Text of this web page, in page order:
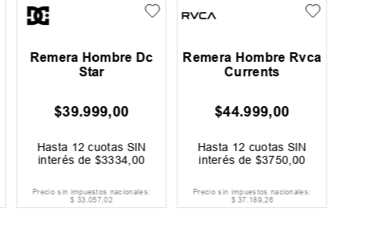
Remera Hombre Dc
Star
$39.999,00
Hasta 12 cuotas SIN
interés de$3334 00
Precio sin impuestos nacionales:
$ 33.057,02
Remera Hombre Rvca
Currents
$44.999,00
Hasta 12 cuotas SIN
interés de$3750 ,00
Precio sin impuestos nacionales:
$ 37.189,26